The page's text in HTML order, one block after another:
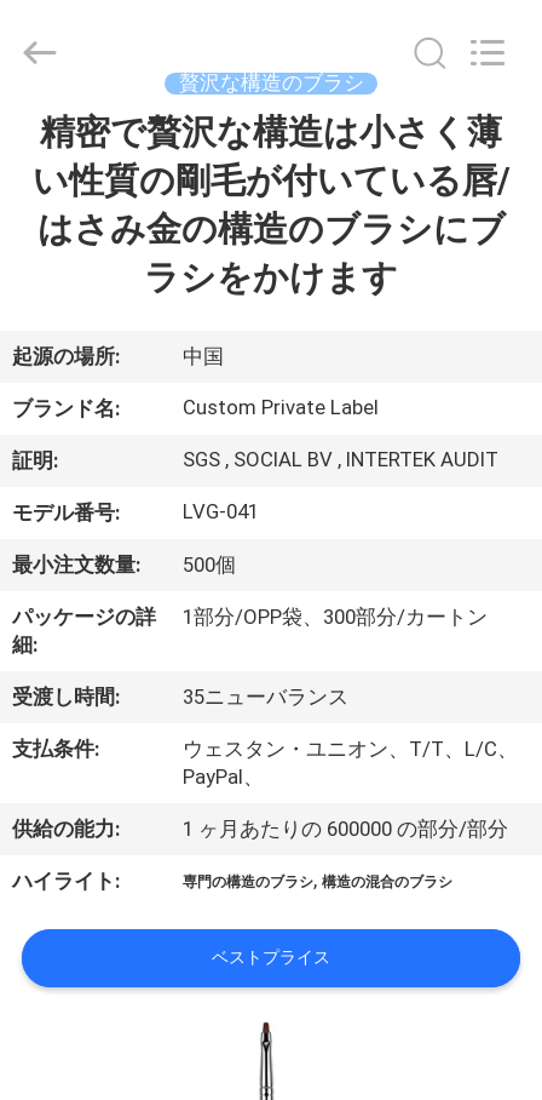
ク
ト
私
達
つ
い
て
工
場
行
2017
Chanmy
Cosmetics
Reserved.
贅沢な構造のブラシ
精密で贅沢な構造は小さく薄
い性質の剛毛が付いている唇/
はさみ金の構造のブラシにブ
ラシをかけます
起源の場所: 中国
ブランド名: Custom Private Label
証明: SGS , SOCIAL BV , INTERTEK AUDIT
モデル番号: LVG-041
最小注文数量: 500個
パッケージの詳
細:
1部分/OPP袋、300部分/カートン
受渡し時間: 35ニューバランス
支払条件:
ウェスタン・ユニオン、T/T、L/C、
PayPal、
供給の能力: 1 ヶ月あたりの 600000 の部分/部分
ハイライト: 専門の構造のブラシ,構造の混合のブラシ
ベストプライス